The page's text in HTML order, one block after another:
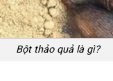
Bột thảo quả là gì?